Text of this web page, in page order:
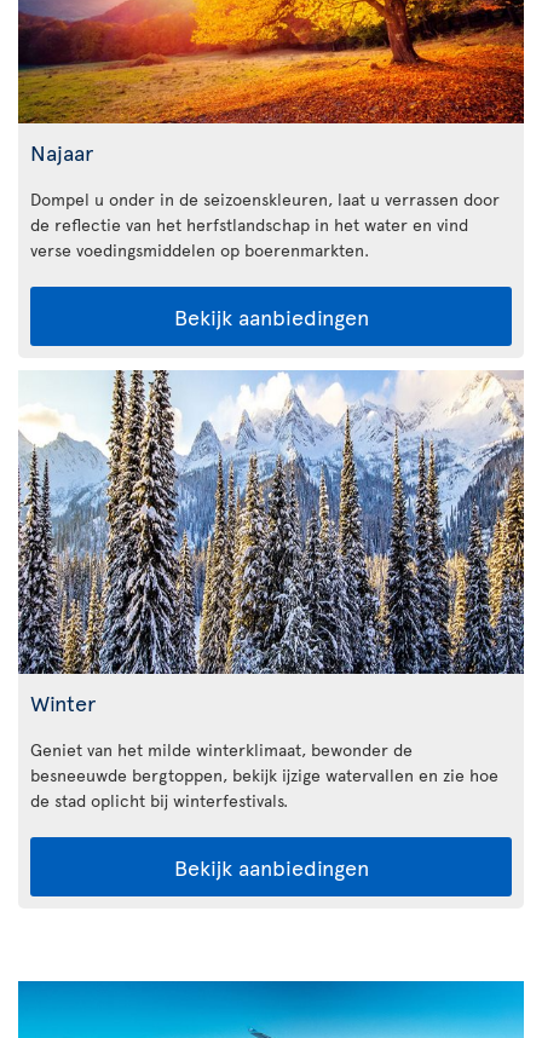
Najaar
Dompel u onder in de seizoenskleuren, laat u verrassen door
de reflectie van het herfstlandschap in het water en vind
verse voedingsmiddelen op boerenmarkten.
Bekijk aanbiedingen
Winter
Geniet van het milde winterklimaat, bewonder de
besneeuwde bergtoppen, bekijk ijzige watervallen en zie hoe
de stad oplicht bij winterfestivals.
Bekijk aanbiedingen